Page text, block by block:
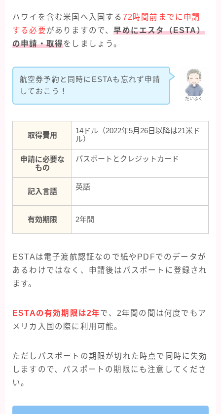
ハワイを含む米国へ入国する 72時間前までに申請
する必要がありますので、早めにエスタ（ESTA）
の申請・取得をしましょう。
だいふく
航空券予約と同時にESTAも忘れず申請
しておこう！
取得費用
14ドル（2022年5月26日以降は21米ド
ル）
申請に必要な
もの
パスポートとクレジットカード
記入言語
英語
有効期限 2年間
ESTAは電子渡航認証なので紙やPDFでのデータが
あるわけではなく、申請後はパスポートに登録され
ます。
ESTAの有効期限は2年で、2年間の間は何度でもア
メリカ入国の際に利用可能。
ただしパスポートの期限が切れた時点で同時に失効
しますので、パスポートの期限にも注意してくださ
い。